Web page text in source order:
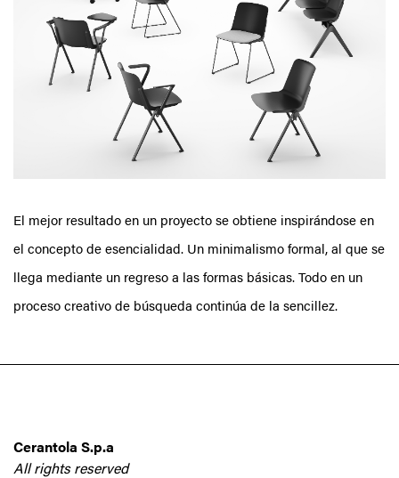
El mejor resultado en un proyecto se obtiene inspirándose en
el concepto de esencialidad. Un minimalismo formal, al que se
llega mediante un regreso a las formas básicas. Todo en un
proceso creativo de búsqueda continúa de la sencillez.
Cerantola S.p.a
All rights reserved